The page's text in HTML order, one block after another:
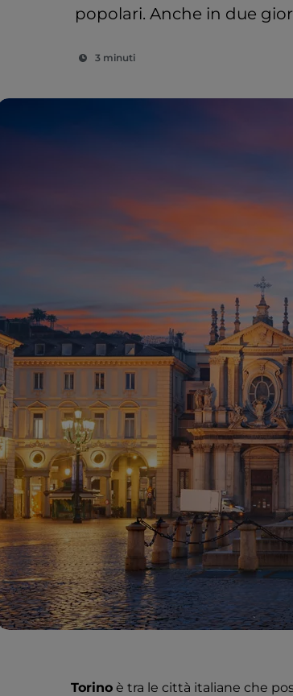
popolari. Anche in due
3 minuti
Torino è tra le città italiane che